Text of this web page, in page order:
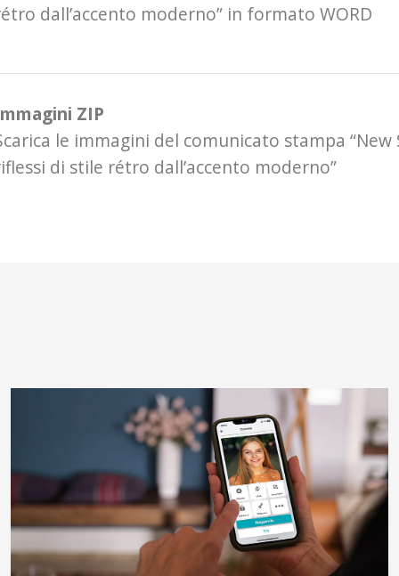
dall’accento moderno” in formato WORD
ZIP
le immagini del comunicato stampa
di stile rétro dall’accento moderno”